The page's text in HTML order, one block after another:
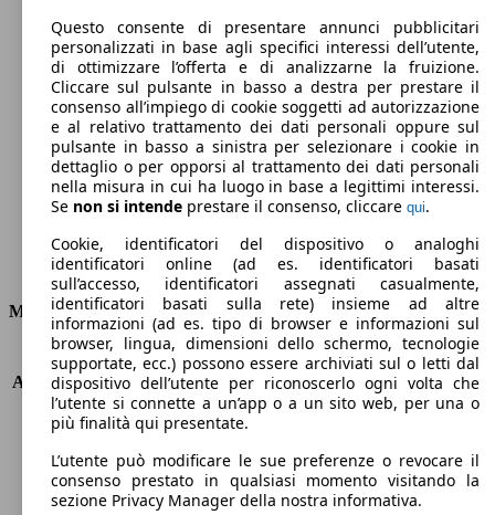
96 g/km
Emissioni di CO2 (combinato)*
Consumi
Motore e Prestazioni
KW (PS)
70 kW (95 PS)
Accelerazione (0-100 km/h)
11.8s
Velocità massima (km/h)
181 km/h
Numero di marce
6
Coppia
300 nm
Cilindrata
1499 ccm
Carburante
Diesel
Questo consente di presentare annunci pubblicitari
personalizzati in base agli specifici interessi dell’utente,
di ottimizzare l’offerta e di analizzarne la fruizione.
Cliccare sul pulsante in basso a destra per prestare il
consenso all’impiego di cookie soggetti ad autorizzazione
e al relativo trattamento dei dati personali oppure sul
pulsante in basso a sinistra per selezionare i cookie in
dettaglio o per opporsi al trattamento dei dati personali
nella misura in cui ha luogo in base a legittimi interessi.
Se non si intende prestare il consenso, cliccare qui.
Cookie, identificatori del dispositivo o analoghi
identificatori online (ad es. identificatori basati
sull’accesso, identificatori assegnati casualmente,
identificatori basati sulla rete) insieme ad altre
informazioni (ad es. tipo di browser e informazioni sul
browser, lingua, dimensioni dello schermo, tecnologie
supportate, ecc.) possono essere archiviati sul o letti dal
dispositivo dell’utente per riconoscerlo ogni volta che
l’utente si connette a un’app o a un sito web, per una o
più finalità qui presentate.
L’utente può modificare le sue preferenze o revocare il
consenso prestato in qualsiasi momento visitando la
sezione Privacy Manager della nostra informativa.